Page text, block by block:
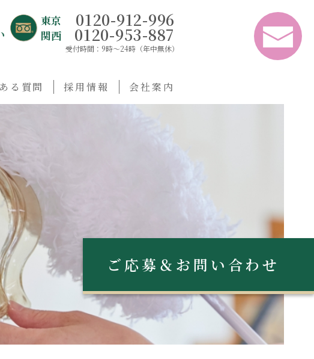
東京 0120-912-996
関西 0120-953-887
受付時間：9時〜24時（年中無休）
る質問 採用情報 会社案内
ご応募 ＆ お問い合わせ